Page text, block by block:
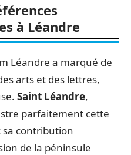
à Léandre
Léandre a marqué de
arts et des lettres,
Saint Léandre,
parfaitement cette
contribution
de la péninsule